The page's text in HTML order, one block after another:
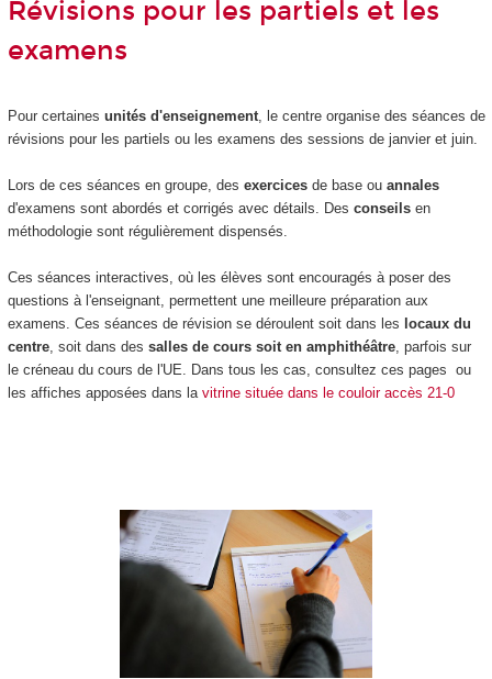
Révisions pour les partiels et les
examens
Pour certaines unités d'enseignement, le centre organise des séances de
révisions pour les partiels ou les examens des sessions de janvier et juin.
Lors de ces séances en groupe, des exercices de base ou annales
d'examens sont abordés et corrigés avec détails. Des conseils en
méthodologie sont régulièrement dispensés.
Ces séances interactives, où les élèves sont encouragés à poser des
questions à l'enseignant, permettent une meilleure préparation aux
examens. Ces séances de révision se déroulent soit dans les locaux du
centre, soit dans des salles de cours soit en amphithéâtre, parfois sur
le créneau du cours de l'UE. Dans tous les cas, consultez ces pages ou
les affiches apposées dans la vitrine située dans le couloir accès 21-0